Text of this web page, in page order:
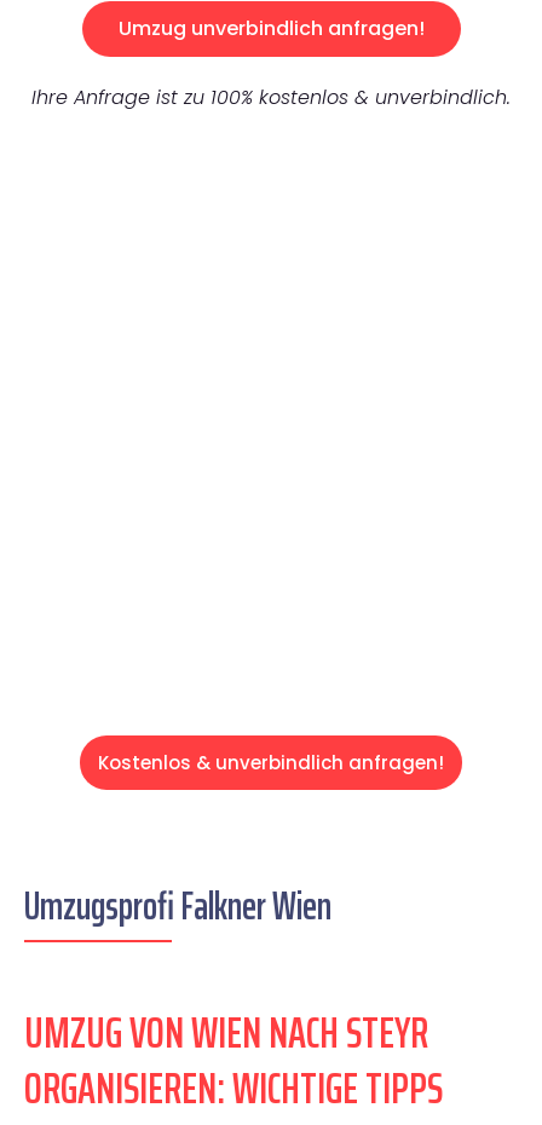
Umzug unverbindlich anfragen!
Ihre Anfrage ist zu 100% kostenlos & unverbindlich.
Kostenlos & unverbindlich anfragen!
Umzugsprofi Falkner Wien
UMZUG VON WIEN NACH STEYR
ORGANISIEREN: WICHTIGE TIPPS